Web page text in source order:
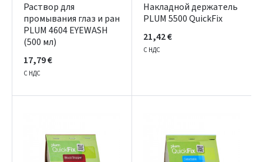
Раствор для
промывания глаз и ран
PLUM 4604 EYEWASH
(500 мл)
17,79 €
С НДС
Накладной держатель
PLUM 5500 QuickFix
21,42 €
С НДС